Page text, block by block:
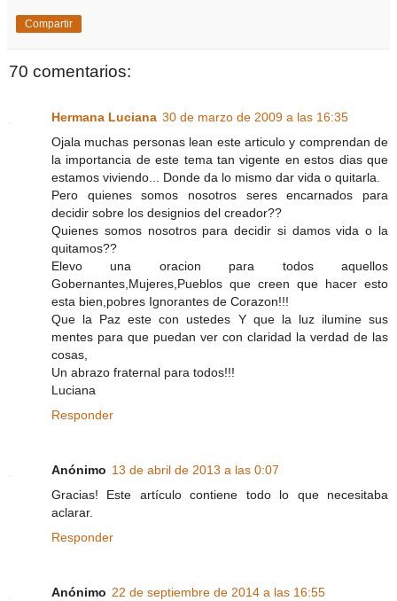
Compartir
70 comentarios:
Hermana Luciana 30 de marzo de 2009 a las 16:35
Ojala muchas personas lean este articulo y comprendan de
la importancia de este tema tan vigente en estos dias que
estamos viviendo... Donde da lo mismo dar vida o quitarla.
Pero quienes somos nosotros seres encarnados para
decidir sobre los designios del creador??
Quienes somos nosotros para decidir si damos vida o la
quitamos??
Elevo una oracion para todos aquellos
Gobernantes,Mujeres,Pueblos que creen que hacer esto
esta bien,pobres Ignorantes de Corazon!!!
Que la Paz este con ustedes Y que la luz ilumine sus
mentes para que puedan ver con claridad la verdad de las
cosas,
Un abrazo fraternal para todos!!!
Luciana
Responder
Anónimo 13 de abril de 2013 a las 0:07
Gracias! Este artículo contiene todo lo que necesitaba
aclarar.
Responder
Anónimo 22 de septiembre de 2014 a las 16:55